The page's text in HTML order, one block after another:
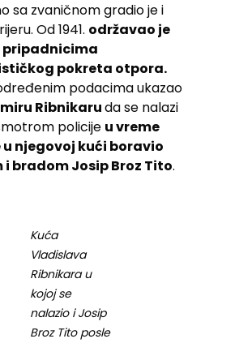
sa zvaničnom gradio je i
Od 1941. održavao je
pripadnicima
pokreta otpora.
podacima ukazao
Ribnikaruda se nalazi
policije u vreme
u njegovoj kući boravio
bradom Josip Broz Tito.
Kuća
Vladislava
Ribnikara u
kojoj se
nalazio i Josip
Broz Tito posle